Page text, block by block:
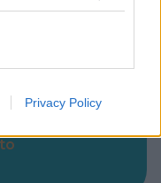
in below Google
Privacy Policy